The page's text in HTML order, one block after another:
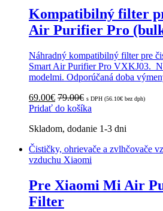
Kompatibilný filter
Air Purifier Pro
Náhradný kompatibilný filter pre
Smart Air Purifier Pro VXKJ03.
modelmi. Odporúčaná doba
69.00€ 79.00€ s DPH (56.10€ bez dph)
Pridať do košíka
Skladom, dodanie 1-3 dni
Čističky, ohrievače a zvlhčovače
vzduchu Xiaomi
Pre Xiaomi Mi Air
Filter